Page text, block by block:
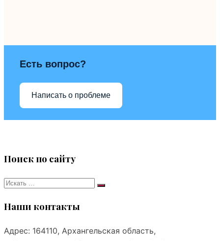
Есть вопрос?
Написать о проблеме
Поиск по сайту
Искать:
Поиск
Наши контакты
Адрес: 164110, Архангельская область,